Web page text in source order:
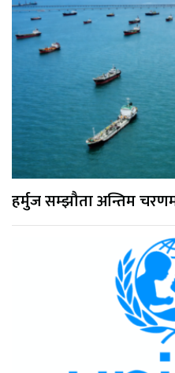
हर्मुज सम्झौता अन्तिम